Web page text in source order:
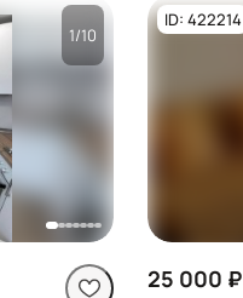
1/10
ID: 422214
25 000 ₽